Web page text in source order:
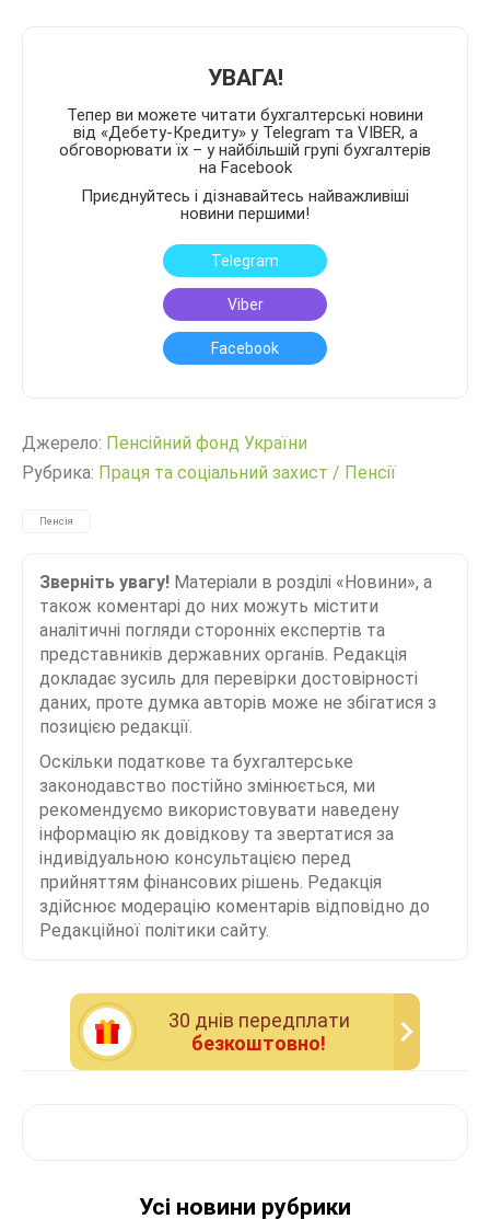
УВАГА!
Тепер ви можете читати бухгалтерські новини
від «Дебету-Кредиту» у Telegram та VIBER, а
обговорювати їх – у найбільшій групі бухгалтерів
на Facebook
Приєднуйтесь і дізнавайтесь найважливіші
новини першими!
Telegram
Viber
Facebook
Джерело: Пенсійний фонд України
Рубрика: Праця та соціальний захист / Пенсії
Пенсія
Зверніть увагу! Матеріали в розділі «Новини», а
також коментарі до них можуть містити
аналітичні погляди сторонніх експертів та
представників державних органів. Редакція
докладає зусиль для перевірки достовірності
даних, проте думка авторів може не збігатися з
позицією редакції.
Оскільки податкове та бухгалтерське
законодавство постійно змінюється, ми
рекомендуємо використовувати наведену
інформацію як довідкову та звертатися за
індивідуальною консультацією перед
прийняттям фінансових рішень. Редакція
здійснює модерацію коментарів відповідно до
Редакційної політики сайту.
30 днiв передплати
безкоштовно!
Усі новини рубрики